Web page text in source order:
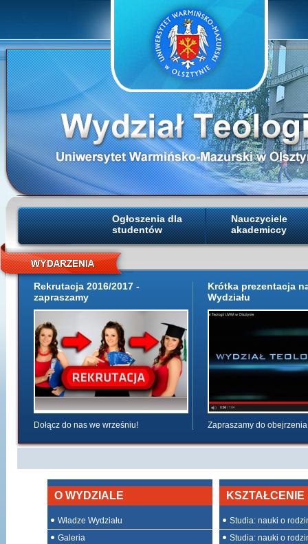
Ogłoszenia dla
studentów
Nauczyciele
akademiccy
Rekrutacja 2016/2017 -
zapraszamy
Dołącz do nas we wrześniu!
Krótka prezentacja
Wydziału
Zapraszamy do obejrzenia
O WYDZIALE
Władze Wydziału
Galeria
KSZTAŁCENIE
Studia: nauki o
Studia: nauki o